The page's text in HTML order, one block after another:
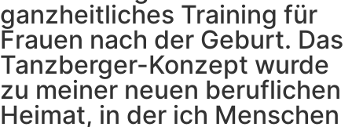
ganzheitliches Training für
Frauen nach der Geburt. Das
Tanzberger-Konzept wurde
zu meiner neuen beruflichen
Heimat, in der ich Menschen